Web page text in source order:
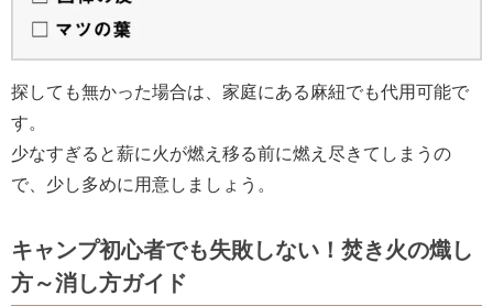
探しても無かった場合は、家庭にある麻紐でも代用可能で
す。
少なすぎると薪に火が燃え移る前に燃え尽きてしまうの
で、少し多めに用意しましょう。
キャンプ初心者でも失敗しない！焚き火の熾し
方～消し方ガイド